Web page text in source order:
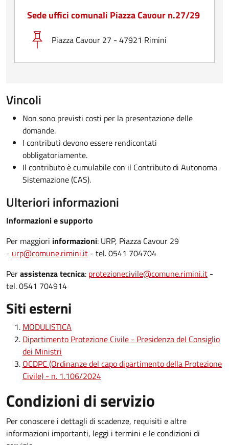
Sede uffici comunali Piazza Cavour n.27/29
Piazza Cavour 27 - 47921 Rimini
Vincoli
Non sono previsti costi per la presentazione delle
domande.
I contributi devono essere rendicontati
obbligatoriamente.
Il contributo è cumulabile con il Contributo di Autonoma
Sistemazione (CAS).
Ulteriori informazioni
Informazioni e supporto
Per maggiori informazioni: URP, Piazza Cavour 29
- urp@comune.rimini.it - tel. 0541 704704
Perassistenza tecnica: protezionecivile@comune.rimini.it -
tel. 0541 704914
Siti esterni
MODULISTICA
Dipartimento Protezione Civile - Presidenza del Consiglio
dei Ministri
OCDPC (Ordinanze del capo dipartimento della Protezione
Civile) - n. 1.106/2024
Condizioni di servizio
Per conoscere i dettagli di scadenze, requisiti e altre
informazioni importanti, leggi i termini e le condizioni di